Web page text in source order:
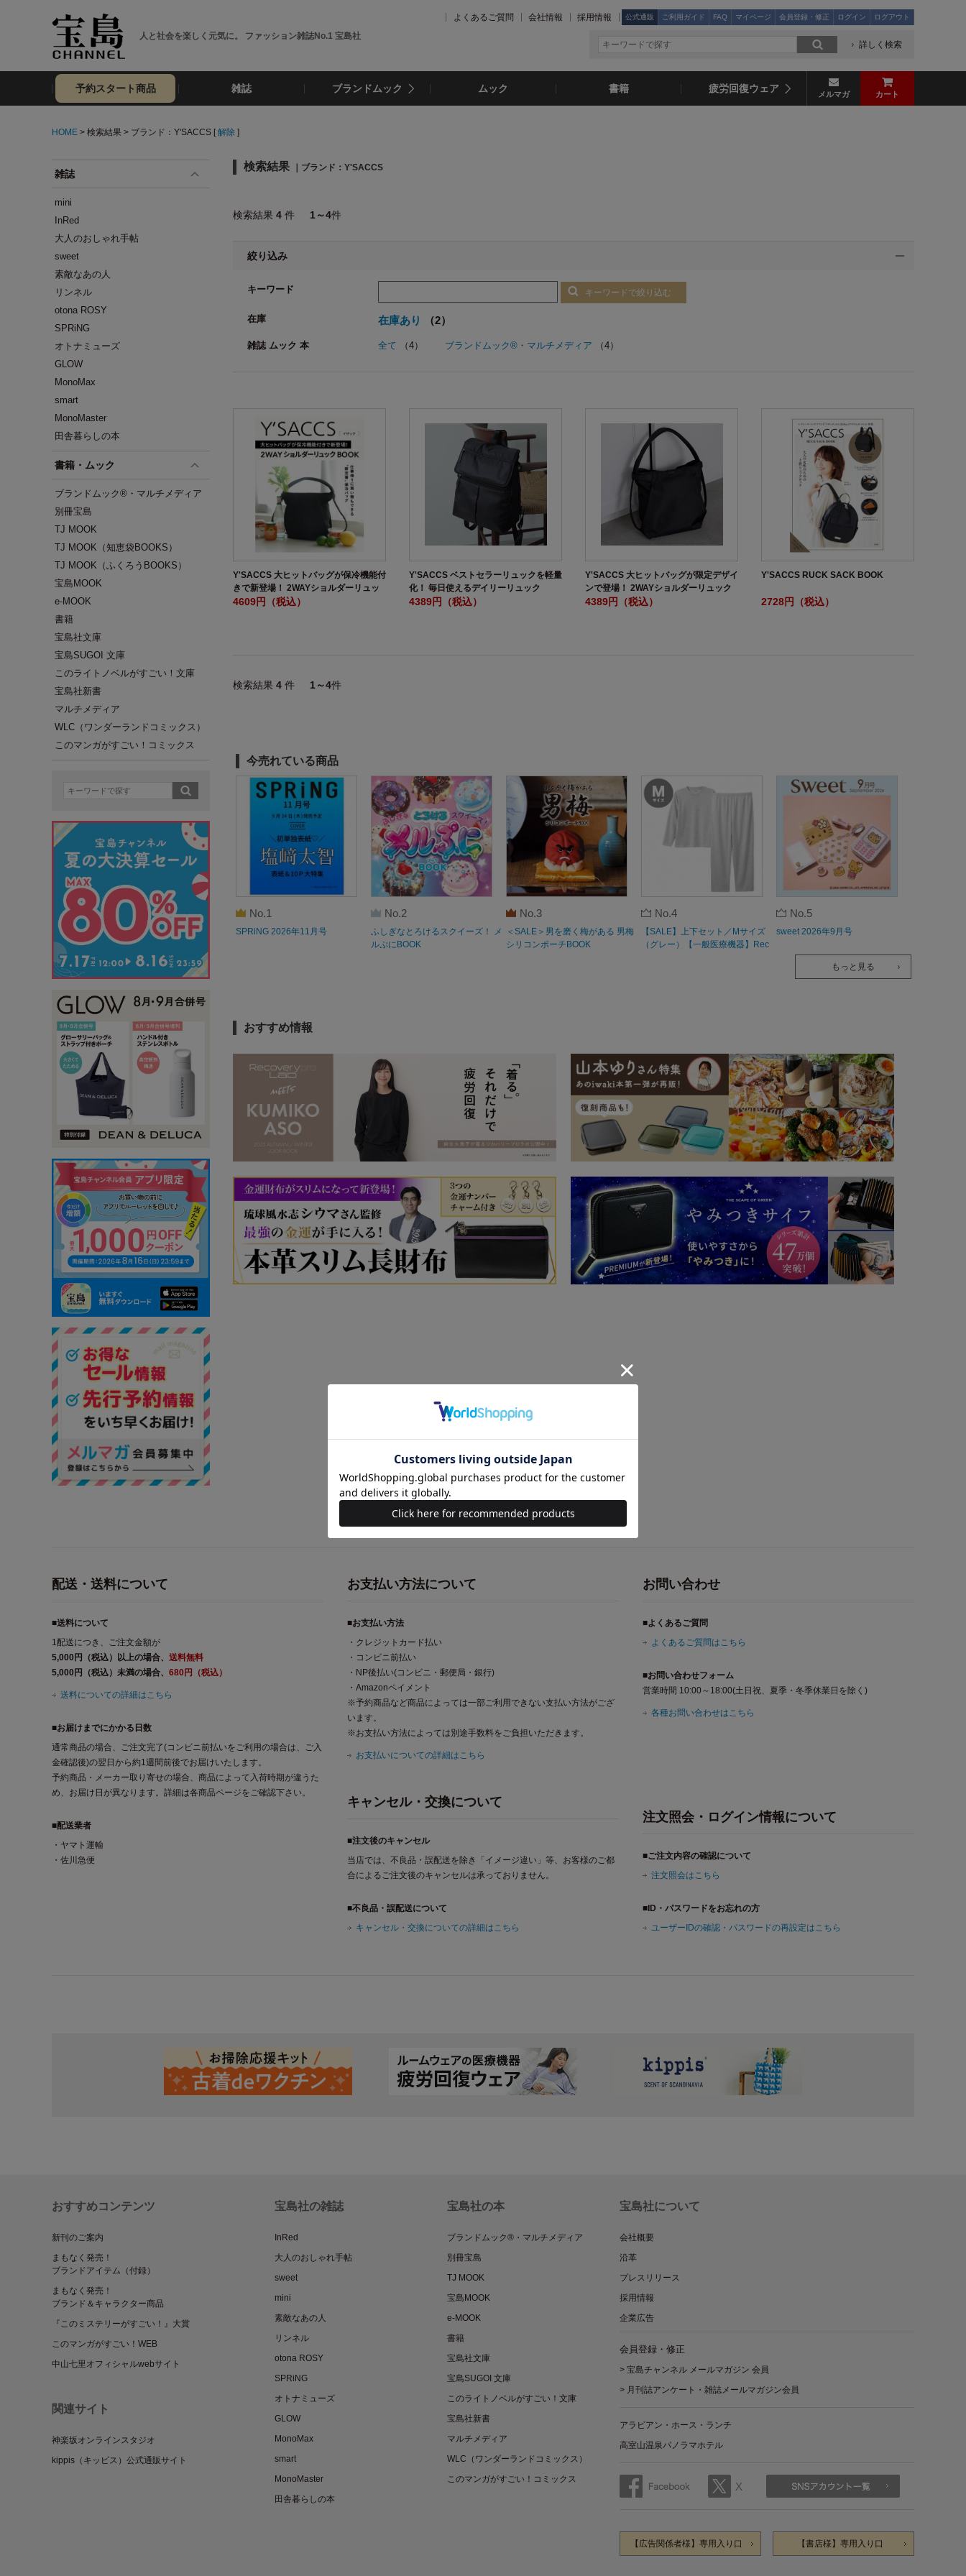
人と社会を楽しく元気に。 ファッション雑誌No.1 宝島社
よくあるご質問 会社情報 採用情報 公式通販 ご利用ガイド FAQ マイページ 会員登録・修正 ログイン ログアウト
詳しく検索
予約スタート商品 雑誌 ブランドムック ムック 書籍 疲労回復ウェア メルマガ カート
HOME > 検索結果 > ブランド：Y'SACCS [ 解除 ]
雑誌
mini
InRed
大人のおしゃれ手帖
sweet
素敵なあの人
リンネル
otona ROSY
SPRiNG
オトナミューズ
GLOW
MonoMax
smart
MonoMaster
田舎暮らしの本
書籍・ムック
ブランドムック®・マルチメディア
別冊宝島
TJ MOOK
TJ MOOK（知恵袋BOOKS）
TJ MOOK（ふくろうBOOKS）
宝島MOOK
e-MOOK
書籍
宝島社文庫
宝島SUGOI 文庫
このライトノベルがすごい！文庫
宝島社新書
マルチメディア
WLC（ワンダーランドコミックス）
このマンガがすごい！コミックス
検索結果 ｜ブランド：Y'SACCS
検索結果 4 件 1～4件
絞り込み
キーワード キーワードで絞り込む
在庫 在庫あり （2）
雑誌 ムック 本 全て （4） ブランドムック®・マルチメディア （4）
Y'SACCS 大ヒットバッグが保冷機能付
きで新登場！ 2WAYショルダーリュッ
クBOOK
4609円（税込）
Y'SACCS ベストセラーリュックを軽量
化！ 毎日使えるデイリーリュック
BOOK
4389円（税込）
Y'SACCS 大ヒットバッグが限定デザイ
ンで登場！ 2WAYショルダーリュック
BOOK
4389円（税込）
Y'SACCS RUCK SACK BOOK
2728円（税込）
検索結果 4 件 1～4件
今売れている商品
No.1
SPRiNG 2026年11月号
No.2
ふしぎなとろけるスクイーズ！ メ
ルぷにBOOK
No.3
＜SALE＞男を磨く梅がある 男梅
シリコンポーチBOOK
No.4
【SALE】上下セット／Mサイズ
（グレー）【一般医療機器】Rec
No.5
sweet 2026年9月号
もっと見る
おすすめ情報
配送・送料について
■送料について
1配送につき、ご注文金額が
5,000円（税込）以上の場合、 送料無料
5,000円（税込）未満の場合、 680円（税込）
送料についての詳細はこちら
■お届けまでにかかる日数
通常商品の場合、ご注文完了(コンビニ前払いをご利用の場合は、ご入
金確認後)の翌日から約1週間前後でお届けいたします。
予約商品・メーカー取り寄せの場合、商品によって入荷時期が違うた
め、お届け日が異なります。詳細は各商品ページをご確認下さい。
■配送業者
・ヤマト運輸
・佐川急便
お支払い方法について
■お支払い方法
・クレジットカード払い
・コンビニ前払い
・NP後払い(コンビニ・郵便局・銀行)
・Amazonペイメント
※予約商品など商品によっては一部ご利用できない支払い方法がござ
います。
※お支払い方法によっては別途手数料をご負担いただきます。
お支払いについての詳細はこちら
キャンセル・交換について
■注文後のキャンセル
当店では、不良品・誤配送を除き「イメージ違い」等、お客様のご都
合によるご注文後のキャンセルは承っておりません。
■不良品・誤配送について
キャンセル・交換についての詳細はこちら
お問い合わせ
■よくあるご質問
よくあるご質問はこちら
■お問い合わせフォーム
営業時間 10:00～18:00(土日祝、夏季・冬季休業日を除く)
各種お問い合わせはこちら
注文照会・ログイン情報について
■ご注文内容の確認について
注文照会はこちら
■ID・パスワードをお忘れの方
ユーザーIDの確認・パスワードの再設定はこちら
おすすめコンテンツ
新刊のご案内
まもなく発売！
ブランドアイテム（付録）
まもなく発売！
ブランド＆キャラクター商品
『このミステリーがすごい！』大賞
このマンガがすごい！WEB
中山七里オフィシャルwebサイト
関連サイト
神楽坂オンラインスタジオ
kippis（キッピス）公式通販サイト
宝島社の雑誌
InRed
大人のおしゃれ手帖
sweet
mini
素敵なあの人
リンネル
otona ROSY
SPRiNG
オトナミューズ
GLOW
MonoMax
smart
MonoMaster
田舎暮らしの本
宝島社の本
ブランドムック®・マルチメディア
別冊宝島
TJ MOOK
宝島MOOK
e-MOOK
書籍
宝島社文庫
宝島SUGOI 文庫
このライトノベルがすごい！文庫
宝島社新書
マルチメディア
WLC（ワンダーランドコミックス）
このマンガがすごい！コミックス
宝島社について
会社概要
沿革
プレスリリース
採用情報
企業広告
会員登録・修正
> 宝島チャンネル メールマガジン 会員
> 月刊誌アンケート・雑誌メールマガジン会員
アラビアン・ホース・ランチ
高室山温泉パノラマホテル
【広告関係者様】専用入り口 【書店様】専用入り口